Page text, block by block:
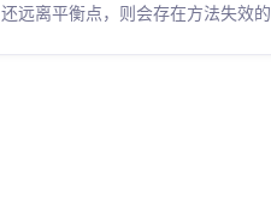
还远离平衡点，则会存在方法失效